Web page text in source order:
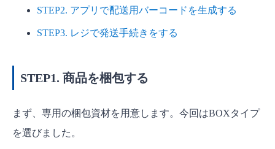
STEP2. アプリで配送用バーコードを生成する
STEP3. レジで発送手続きをする
STEP1. 商品を梱包する
まず、専用の梱包資材を用意します。今回はBOXタイプ
を選びました。